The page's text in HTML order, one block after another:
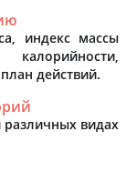
индекс массы
действий.
различных видах